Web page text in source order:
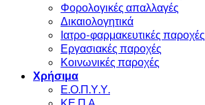
Φορολογικές απαλλαγές
Δικαιολογητικά
Ιατρο-φαρμακευτικές παροχές
Εργασιακές παροχές
Κοινωνικές παροχές
Χρήσιμα
Ε.Ο.Π.Υ.Υ.